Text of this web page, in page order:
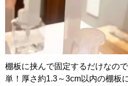
棚板に挟んで固定するだけなの
単！厚さ約1.3～3cm以内の棚板